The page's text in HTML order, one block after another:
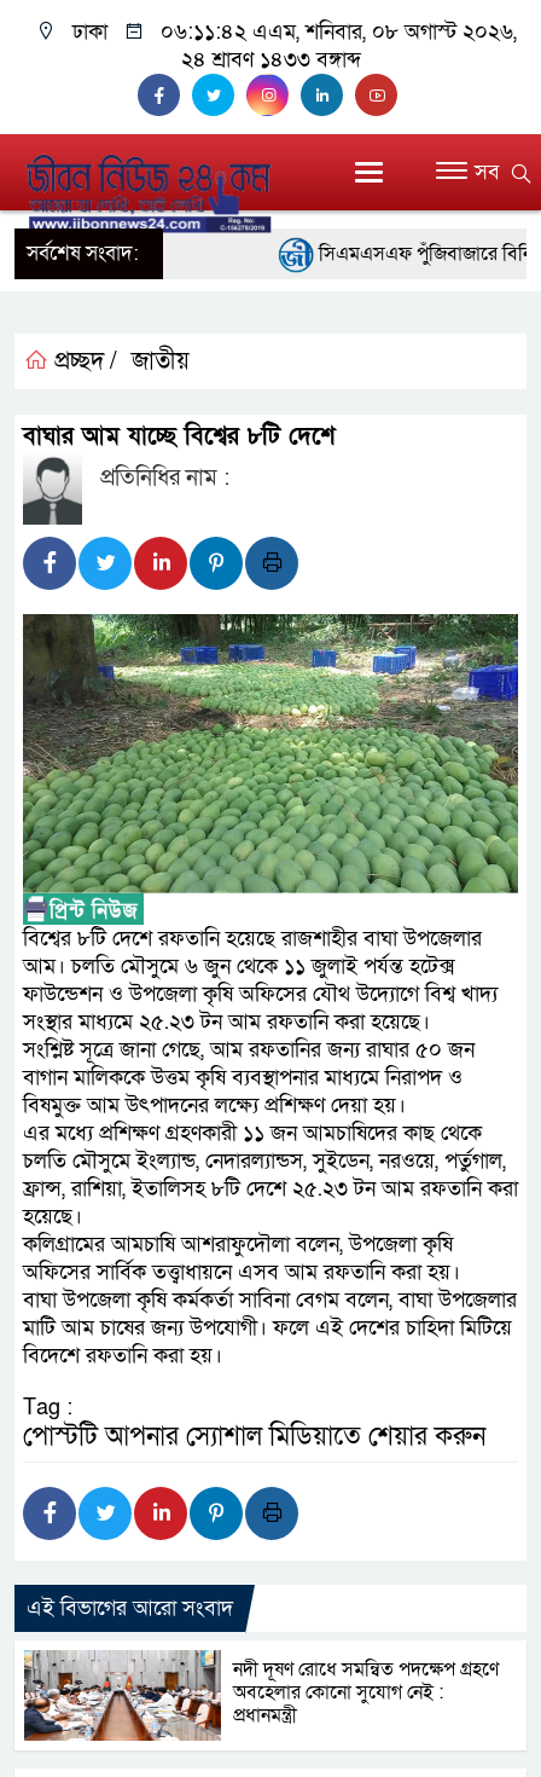
ঢাকা ০৬:১১:৪২ এএম, শনিবার, ০৮ অগাস্ট ২০২৬,
২৪ শ্রাবণ ১৪৩৩ বঙ্গাব্দ
সব
সর্বশেষ সংবাদ:
সিএমএসএফ পুঁজিবাজারে
ওমানের সঙ্গে ইরানের হরমুজ
আত-তানযীল ইনস্টিটিউট
পর্দাপন উপলক্ষে আলোচনা সভা ও
ফ্যাসিবাদবিরোধী আন্দোলনে
নিরপেক্ষ ও বিশ্বাসযোগ্য : প্রধানমন্ত্রী
বাগেরহাট মেডিকেল
ফিলিপাইনের দক্ষিণ উপকূলে ৬.৩
প্রচ্ছদ / জাতীয়
বাঘার আম যাচ্ছে বিশ্বের ৮টি দেশে
প্রতিনিধির নাম :
বিশ্বের ৮টি দেশে রফতানি হয়েছে রাজশাহীর বাঘা উপজেলার
আম। চলতি মৌসুমে ৬ জুন থেকে ১১ জুলাই পর্যন্ত হটেক্স
ফাউন্ডেশন ও উপজেলা কৃষি অফিসের যৌথ উদ্যোগে বিশ্ব খাদ্য
সংস্থার মাধ্যমে ২৫.২৩ টন আম রফতানি করা হয়েছে।
সংশ্লিষ্ট সূত্রে জানা গেছে, আম রফতানির জন্য রাঘার ৫০ জন
বাগান মালিককে উত্তম কৃষি ব্যবস্থাপনার মাধ্যমে নিরাপদ ও
বিষমুক্ত আম উৎপাদনের লক্ষ্যে প্রশিক্ষণ দেয়া হয়।
এর মধ্যে প্রশিক্ষণ গ্রহণকারী ১১ জন আমচাষিদের কাছ থেকে
চলতি মৌসুমে ইংল্যান্ড, নেদারল্যান্ডস, সুইডেন, নরওয়ে, পর্তুগাল,
ফ্রান্স, রাশিয়া, ইতালিসহ ৮টি দেশে ২৫.২৩ টন আম রফতানি করা
হয়েছে।
কলিগ্রামের আমচাষি আশরাফুদৌলা বলেন, উপজেলা কৃষি
অফিসের সার্বিক তত্ত্বাধায়নে এসব আম রফতানি করা হয়।
বাঘা উপজেলা কৃষি কর্মকর্তা সাবিনা বেগম বলেন, বাঘা উপজেলার
মাটি আম চাষের জন্য উপযোগী। ফলে এই দেশের চাহিদা মিটিয়ে
বিদেশে রফতানি করা হয়।
Tag :
পোস্টটি আপনার স্যোশাল মিডিয়াতে শেয়ার করুন
এই বিভাগের আরো সংবাদ
নদী দূষণ রোধে সমন্বিত পদক্ষেপ গ্রহণে
অবহেলার কোনো সুযোগ নেই :
প্রধানমন্ত্রী